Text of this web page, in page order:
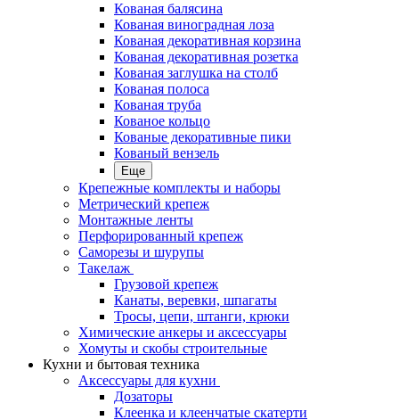
Кованая балясина
Кованая виноградная лоза
Кованая декоративная корзина
Кованая декоративная розетка
Кованая заглушка на столб
Кованая полоса
Кованая труба
Кованое кольцо
Кованые декоративные пики
Кованый вензель
Еще
Крепежные комплекты и наборы
Метрический крепеж
Монтажные ленты
Перфорированный крепеж
Саморезы и шурупы
Такелаж
Грузовой крепеж
Канаты, веревки, шпагаты
Тросы, цепи, штанги, крюки
Химические анкеры и аксессуары
Хомуты и скобы строительные
Кухни и бытовая техника
Аксессуары для кухни
Дозаторы
Клеенка и клеенчатые скатерти